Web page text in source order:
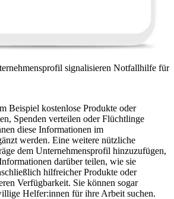
signalisieren Notfallhilfe für
Beispiel kostenlose Produkte oder
Spenden verteilen oder Flüchtlinge
diese Informationen im
werden. Eine weitere nützliche
dem Unternehmensprofil hinzuzufügen,
darüber teilen, wie sie
hilfreicher Produkte oder
Verfügbarkeit. Sie können sogar
Helfer:innen für ihre Arbeit suchen.